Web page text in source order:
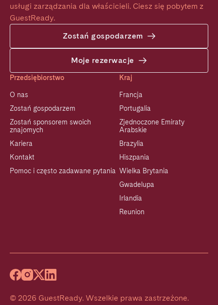
usługi zarządzania dla właścicieli. Ciesz się pobytem z
GuestReady.
Zostań gospodarzem
Moje rezerwacje
Przedsiębiorstwo
O nas
Zostań gospodarzem
Zostań sponsorem swoich
znajomych
Kariera
Kontakt
Pomoc i często zadawane pytania
Kraj
Francja
Portugalia
Zjednoczone Emiraty
Arabskie
Brazylia
Hiszpania
Wielka Brytania
Gwadelupa
Irlandia
Reunion
© 2026 GuestReady. Wszelkie prawa zastrzeżone.